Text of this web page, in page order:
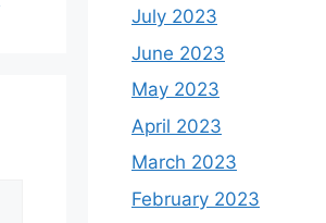
July 2023
June 2023
May 2023
April 2023
March 2023
February 2023